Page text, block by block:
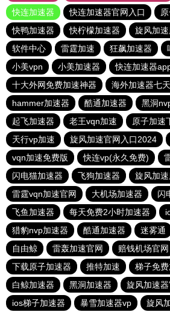
快连加速器
快连加速器官网入口
快鸭加速器
快柠檬加速器 旋风加
软件中心
雷霆加速 狂飙加速器
小美vpn
小美加速器 快连加速器
十大外网免费加速神器
海外加速器七
hammer加速器
酷通加速器 黑洞
起飞加速器
老王vqn加速
原子加速
天行vp加速
旋风加速官网入口2024
vqn加速免费版
快连vp(永久免费)
闪电猫加速器
飞狗加速器 旋风加
雷霆vqn加速官网
大机场加速器
闪
飞鱼加速器
每天免费2小时加速器
猎豹nvp加速器
酷通加速器 迷雾通
自由鲸
雷轰加速官网 赔钱机场官网
下载原子加速器
推特加速
梯子免
白鲸加速器
黑洞加速器 旋风加速
ios梯子加速器
暴雪加速器vp 旋风